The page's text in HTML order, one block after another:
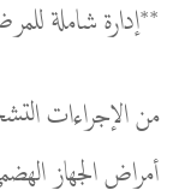
**إدارة شاملة
من الإجراءات